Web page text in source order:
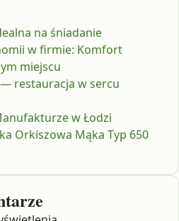
na śniadanie
w firmie: Komfort
miejscu
restauracja w sercu
w Łodzi
Orkiszowa Mąka Typ 650